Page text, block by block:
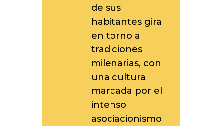
de sus
habitantes gira
en torno a
tradiciones
milenarias, con
una cultura
marcada por el
intenso
asociacionismo